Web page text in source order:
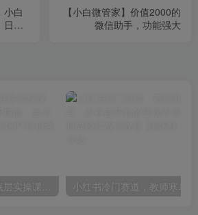
小白
日入
【小白微管家】价值2000的
微信助手，功能强大
蟹老板·打爆个人IP底层实操课，教你成熟专业的打造IP技能，全方位带你做成一个能商业化IP